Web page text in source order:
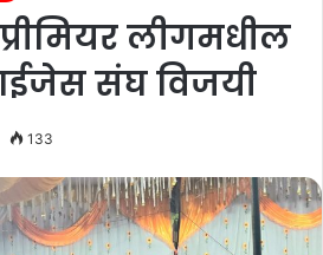
लीगमधील
संघ विजयी
133